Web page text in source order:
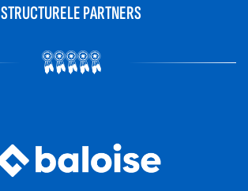
STRUCTURELE PARTNERS